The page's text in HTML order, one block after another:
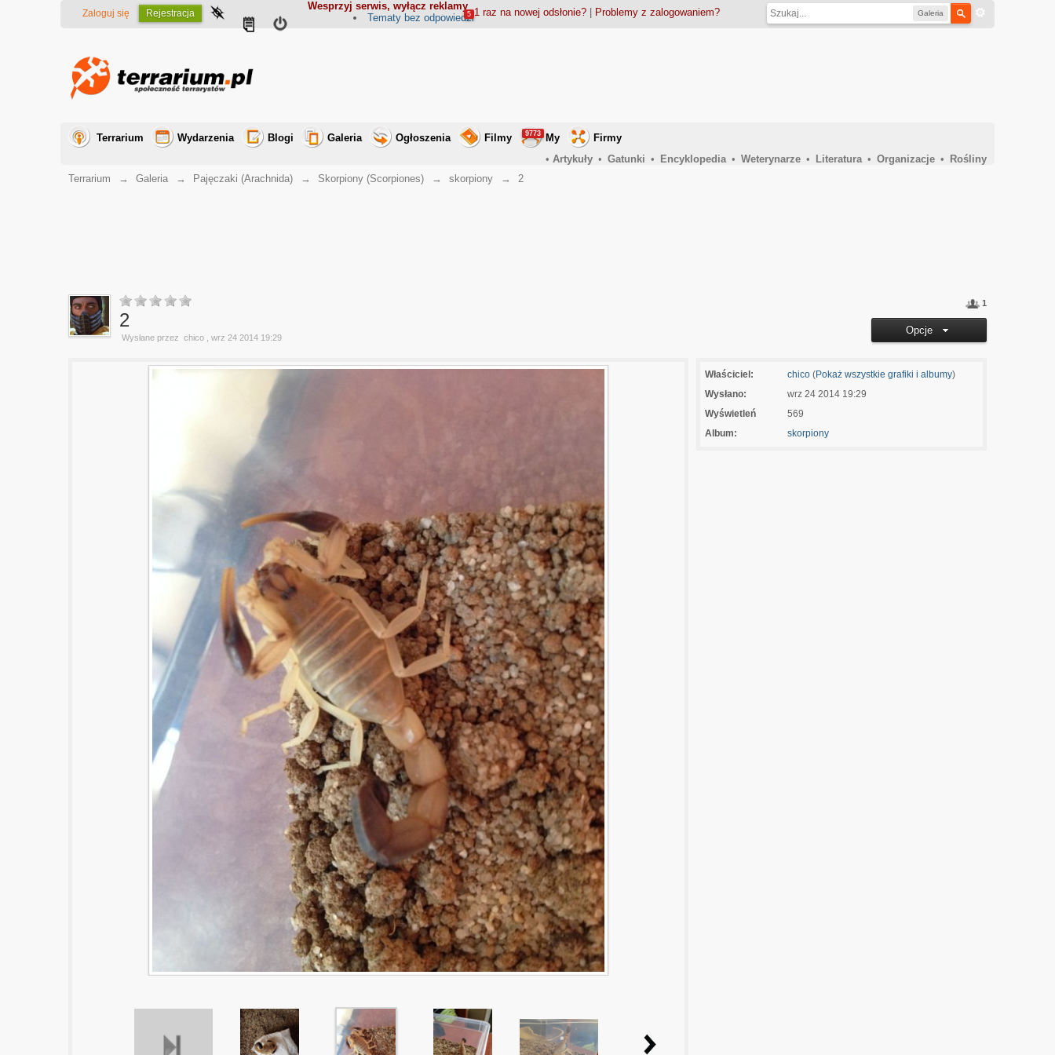
Wesprzyj serwis, wyłącz reklamy
Galeria
Zaloguj się Rejestracja 1 raz na nowej odsłonie?| Problemy z zalogowaniem?
Tematy bez odpowiedzi
5
Terrarium Wydarzenia Blogi Galeria Ogłoszenia Filmy My
9773
Firmy
• Artykuły • Gatunki • Encyklopedia • Weterynarze • Literatura • Organizacje •
Rośliny
Terrarium
→ Galeria → Pajęczaki (Arachnida) → Skorpiony (Scorpiones) → skorpiony → 2
1
Opcje
2
Wysłane przez chico , wrz 24 2014 19:29
Właściciel: chico(Pokaż wszystkie grafiki i albumy)
Wysłano:
wrz 24 2014 19:29
Wyświetleń
569
Album:
skorpiony